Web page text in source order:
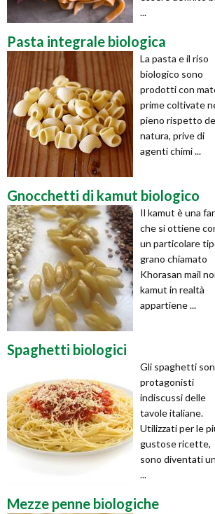
...
Pasta integrale biologica
La pasta e il riso
biologico sono
prodotti con
prime coltivate
pieno rispetto
natura, prive di
agenti chimi ...
Gnocchetti di kamut biologico
Il kamut è una
che si ottiene
un particolare
grano chiamato
Khorasan mail
kamut in realtà
appartiene ...
Spaghetti biologici
Gli spaghetti
protagonisti
indiscussi delle
tavole italiane.
Utilizzati per le
gustose ricette,
sono diventati
...
Mezze penne biologiche